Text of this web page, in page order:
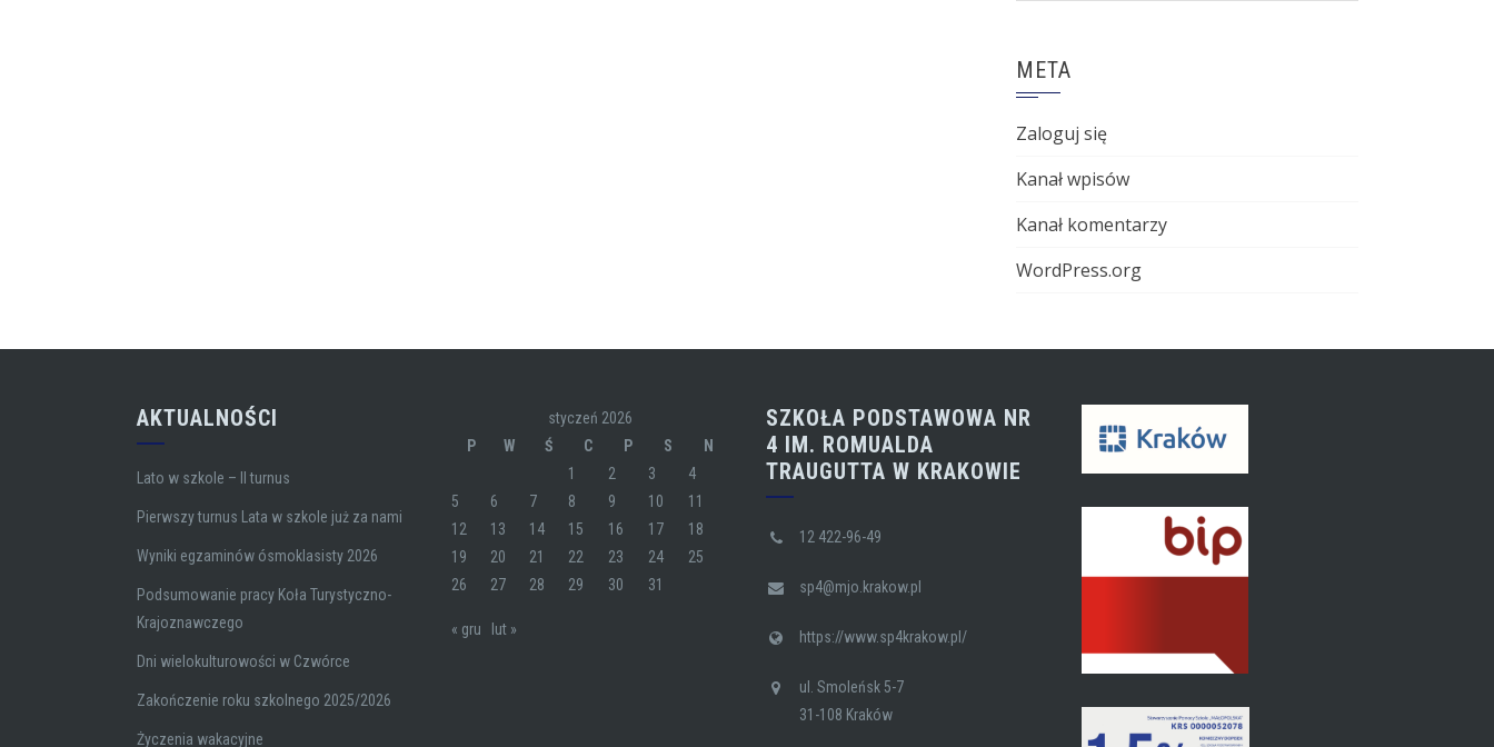
META
Zaloguj się
Kanał wpisów
Kanał komentarzy
WordPress.org
AKTUALNOŚCI
Lato w szkole – II turnus
Pierwszy turnus Lata w szkole już za nami
Wyniki egzaminów ósmoklasisty 2026
Podsumowanie pracy Koła Turystyczno-
Krajoznawczego
Dni wielokulturowości w Czwórce
Zakończenie roku szkolnego 2025/2026
Życzenia wakacyjne
styczeń 2026
P
W Ś C P S
N
1
2 3
4
5
6 7 8 9 10
11
12
13 14 15 16 17
18
19
20 21 22 23 24
25
26
27 28 29 30 31
« gru lut »
SZKOŁA PODSTAWOWA NR
4 IM. ROMUALDA
TRAUGUTTA W KRAKOWIE
12 422-96-49
sp4@mjo.krakow.pl
https://www.sp4krakow.pl/
ul. Smoleńsk 5-7
31-108 Kraków